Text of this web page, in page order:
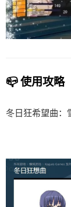
📪 使用攻略
冬日狂希望曲：